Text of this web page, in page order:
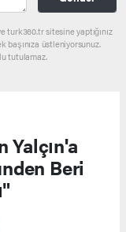
turk360.tr sitesine yaptığınız
başınıza üstleniyorsunuz.
tutulamaz.
Beri